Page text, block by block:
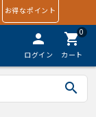
お得なポイント
person
ログイン
0
shopping_cart
カート
search